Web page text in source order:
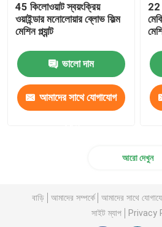
45 কিলোওয়াট স্বয়ংক্রিয়
ওয়াইন্ডার মনোলোয়ার ব্লোভ ফিল্ম
মেশিন প্ল্যান্ট
ভালো দাম
আমাদের সাথে যোগাযোগ
22
আরো দেখুন
বাড়ি আমাদের সম্পর্কে আমাদের সাথে
সাইট ম্যাপ
Privacy